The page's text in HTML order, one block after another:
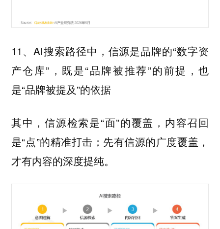
11、AI搜索路径中，信源是品牌的“数字资
产仓库”，既是“品牌被推荐”的前提，也
是“品牌被提及”的依据
其中，信源检索是“面”的覆盖，内容召回
是“点”的精准打击；先有信源的广度覆盖，
才有内容的深度提纯。